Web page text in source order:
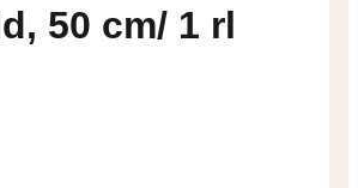
50 cm/ 1 rl